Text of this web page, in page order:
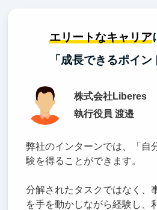
エリートなキャリア
「成長できるポイン
株式会社Liberes
執行役員 渡邉
弊社のインターンでは、「自
験を得ることができます。
分解されたタスクではなく、
を手を動かしながら経験し、